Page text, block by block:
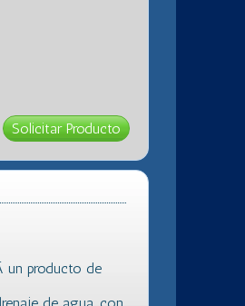
un producto de